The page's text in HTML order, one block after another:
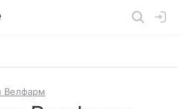
Велфарм